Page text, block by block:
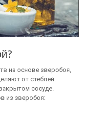
на основе зверобоя,
от стеблей.
сосуде.
из зверобоя: